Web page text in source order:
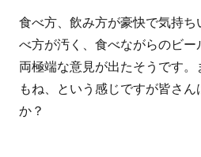
食べ方、飲み方が豪快で気持
べ方が汚く、食べながらのビー
両極端な意見が出たそうです
もね、という感じですが皆さ
か？